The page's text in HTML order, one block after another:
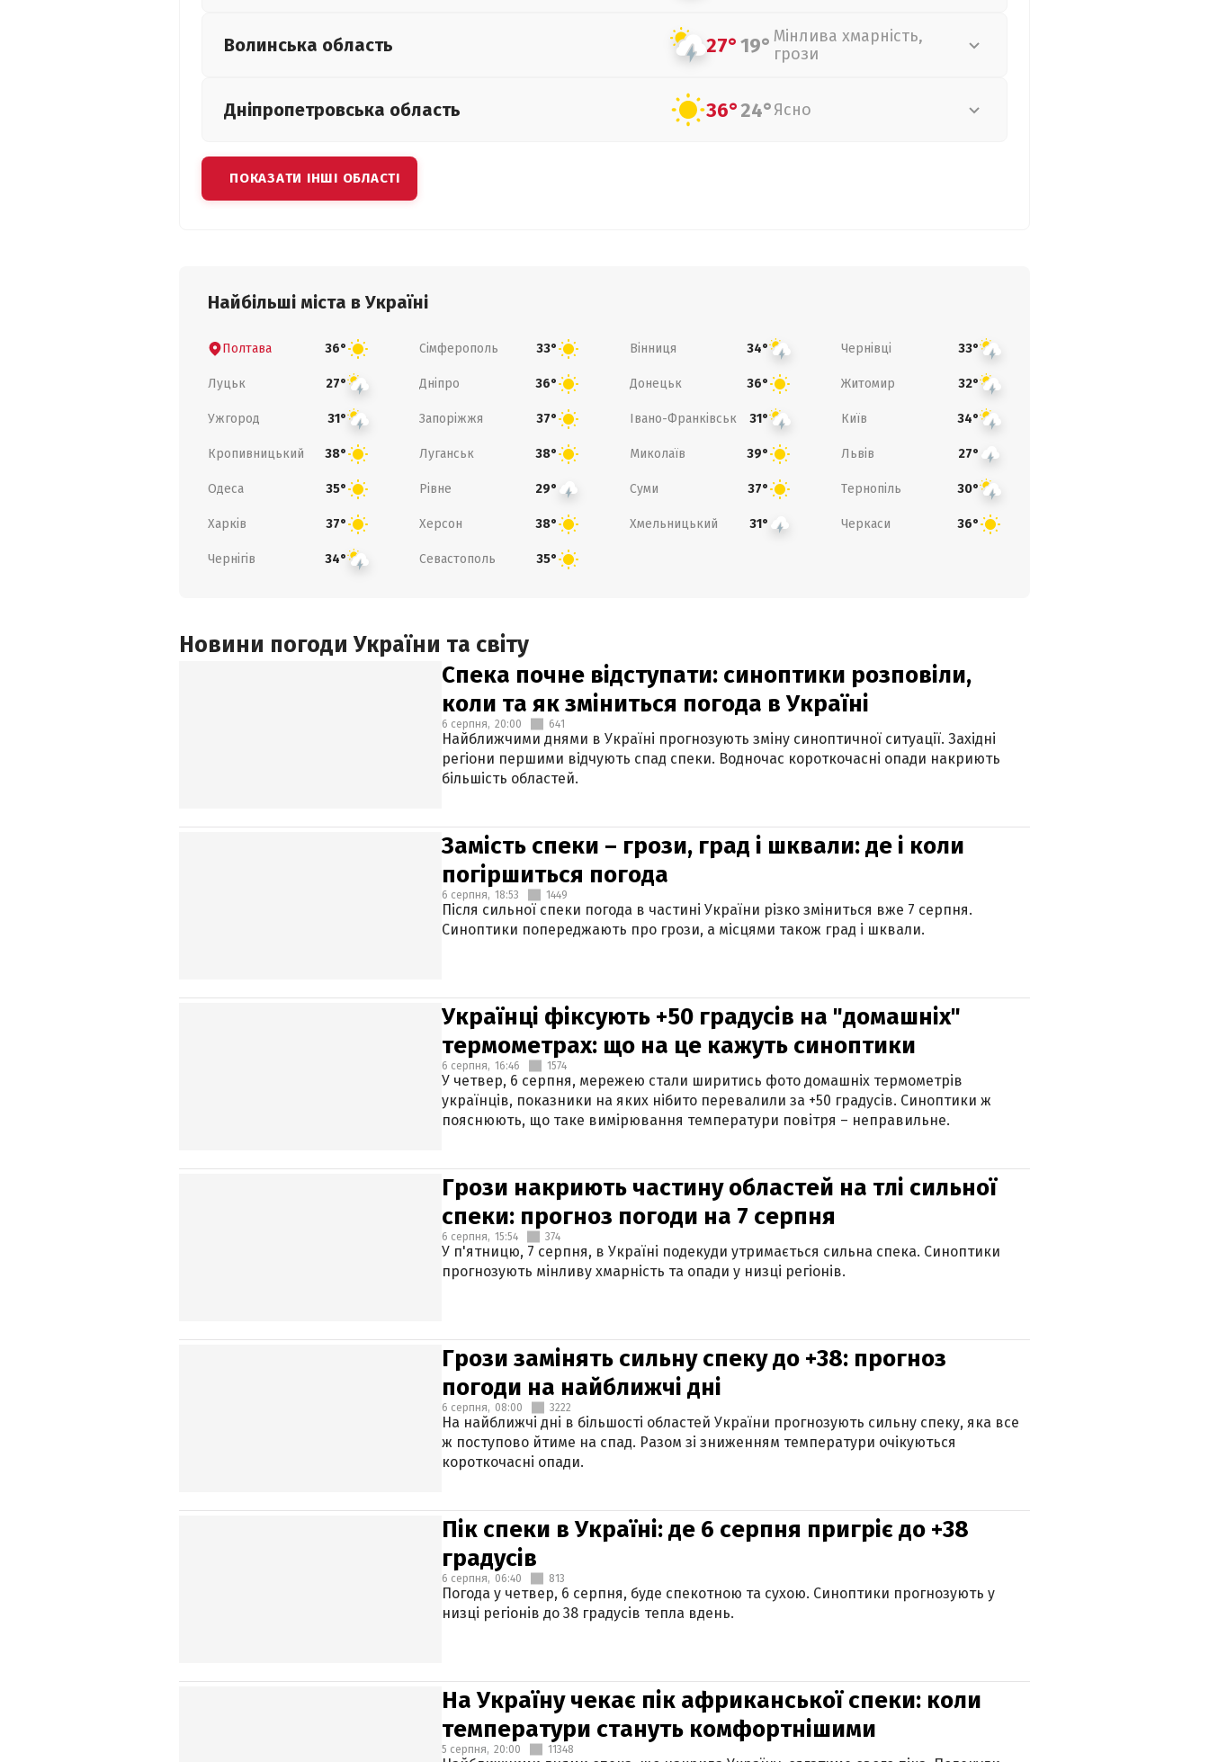
Волинська область 27°19° Мінлива хмарність,
грози
Дніпропетровська область 36°24°Ясно
ПОКАЗАТИ ІНШІ ОБЛАСТІ
Найбільші міста в Україні
Полтава 36° Сімферополь 33° Вінниця 34° Чернівці 33°
Луцьк 27° Дніпро 36° Донецьк 36° Житомир 32°
Ужгород 31° Запоріжжя 37° Івано-Франківськ 31° Київ 34°
Кропивницький 38° Луганськ 38° Миколаїв 39° Львів 27°
Одеса 35° Рівне 29° Суми 37° Тернопіль 30°
Харків 37° Херсон 38° Хмельницький 31° Черкаси 36°
Чернігів 34° Севастополь 35°
Новини погоди України та світу
Спека почне відступати: синоптики розповіли,
коли та як зміниться погода в Україні
6 серпня, 20:00 641
Найближчими днями в Україні прогнозують зміну синоптичної ситуації. Західні
регіони першими відчують спад спеки. Водночас короткочасні опади накриють
більшість областей.
Замість спеки – грози, град і шквали: де і коли
погіршиться погода
6 серпня, 18:53 1449
Після сильної спеки погода в частині України різко зміниться вже 7 серпня.
Синоптики попереджають про грози, а місцями також град і шквали.
Українці фіксують +50 градусів на "домашніх"
термометрах: що на це кажуть синоптики
6 серпня, 16:46 1574
У четвер, 6 серпня, мережею стали ширитись фото домашніх термометрів
українців, показники на яких нібито перевалили за +50 градусів. Синоптики ж
пояснюють, що таке вимірювання температури повітря – неправильне.
Грози накриють частину областей на тлі сильної
спеки: прогноз погоди на 7 серпня
6 серпня, 15:54 374
У п'ятницю, 7 серпня, в Україні подекуди утримається сильна спека. Синоптики
прогнозують мінливу хмарність та опади у низці регіонів.
Грози замінять сильну спеку до +38: прогноз
погоди на найближчі дні
6 серпня, 08:00 3222
На найближчі дні в більшості областей України прогнозують сильну спеку, яка все
ж поступово йтиме на спад. Разом зі зниженням температури очікуються
короткочасні опади.
Пік спеки в Україні: де 6 серпня пригріє до +38
градусів
6 серпня, 06:40 813
Погода у четвер, 6 серпня, буде спекотною та сухою. Синоптики прогнозують у
низці регіонів до 38 градусів тепла вдень.
На Україну чекає пік африканської спеки: коли
температури стануть комфортнішими
5 серпня, 20:00 11348